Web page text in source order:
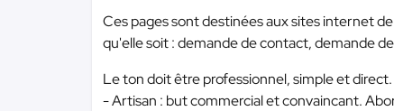
Ces pages sont destinées aux sites internet
qu'elle soit : demande de contact, demande
Le ton doit être professionnel, simple et
- Artisan : but commercial et convaincant.